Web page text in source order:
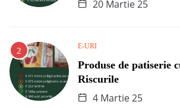
20 Martie 25
E-URI
Produse de patiserie
Riscurile
4 Martie 25